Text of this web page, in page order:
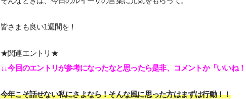
皆さまも良い1週間を！
★関連エントリ★
↓↓今回のエントリが参考になったなと思ったら是非、コメントか「いいね
今年こそ話せない私にさよなら！そんな風に思った方はまずは行動！！